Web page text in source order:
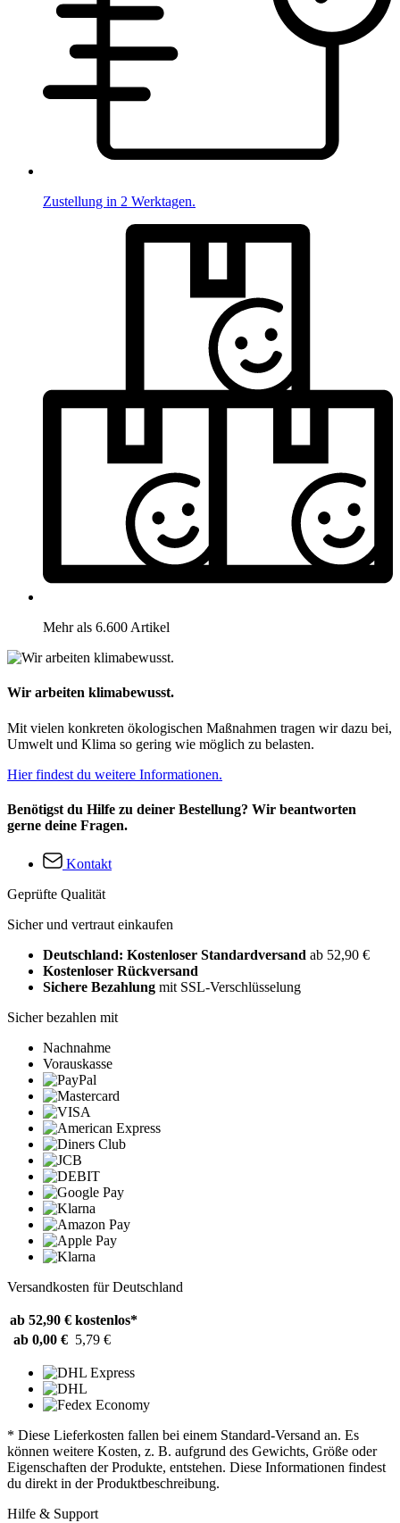
Zustellung in 2 Werktagen.
Mehr als 6.600 Artikel
Wir arbeiten klimabewusst.
Mit vielen konkreten ökologischen Maßnahmen tragen wir dazu bei,
Umwelt und Klima so gering wie möglich zu belasten.
Hier findest du weitere Informationen.
Benötigst du Hilfe zu deiner Bestellung? Wir beantworten
gerne deine Fragen.
Kontakt
Geprüfte Qualität
Sicher und vertraut einkaufen
Deutschland: Kostenloser Standardversand ab 52,90 €
Kostenloser Rückversand
Sichere Bezahlung mit SSL-Verschlüsselung
Sicher bezahlen mit
Nachnahme
Vorauskasse
Versandkosten für Deutschland
ab 52,90 € kostenlos*
ab 0,00 € 5,79 €
* Diese Lieferkosten fallen bei einem Standard-Versand an. Es
können weitere Kosten, z. B. aufgrund des Gewichts, Größe oder
Eigenschaften der Produkte, entstehen. Diese Informationen findest
du direkt in der Produktbeschreibung.
Hilfe & Support